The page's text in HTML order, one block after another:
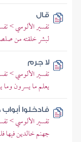
قال
تفسير الألوسي >
لبشر خلقته من
لا جرم
تفسير الألوسي >
يعلم ما يسرون وما
فادخلوا
تفسير الألوسي >
جهنم خالدين فيها